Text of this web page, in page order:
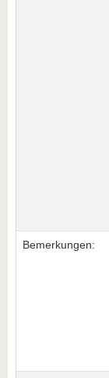
Bemerkungen: